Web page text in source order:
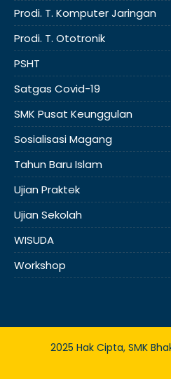
Prodi. T. Komputer Jaringan
Prodi. T. Ototronik
PSHT
Satgas Covid-19
SMK Pusat Keunggulan
Sosialisasi Magang
Tahun Baru Islam
Ujian Praktek
Ujian Sekolah
WISUDA
Workshop
2025 Hak Cipta, SMK